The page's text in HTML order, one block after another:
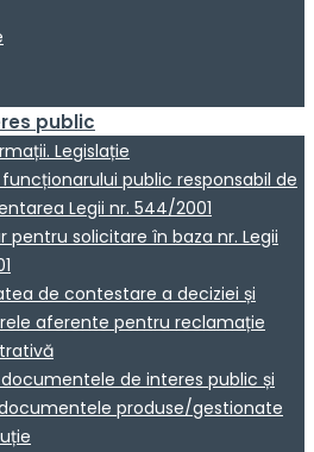
public
Legislație
public responsabil de
Legii nr. 544/2001
pentru solicitare în baza nr. Legii
de contestare a deciziei și
aferente pentru reclamație
de interes public și
produse/gestionate